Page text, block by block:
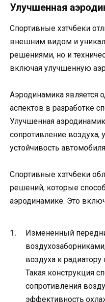
Улучшенная
Спортивные хэтчбеки
внешним видом и
решениями, но и
включая улучшенную
Аэродинамика является
аспектов в разработке
Улучшенная
сопротивление воздуха,
устойчивость
Спортивные хэтчбеки
решений, которые
аэродинамике. Это
Измененный
воздуха к
Такая конструкция
сопротивления
эффективность